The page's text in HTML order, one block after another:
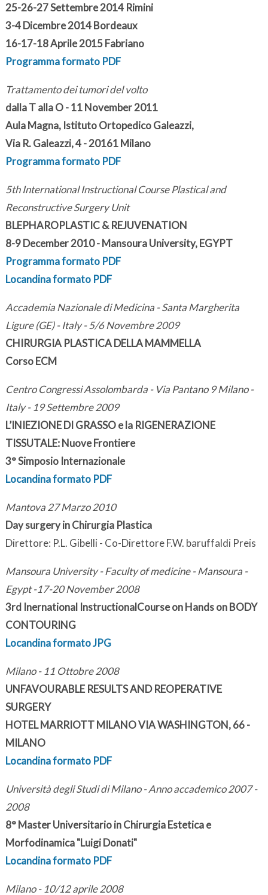
25-26-27 Settembre 2014 Rimini
3-4 Dicembre 2014 Bordeaux
16-17-18 Aprile 2015 Fabriano
Programma formato PDF
Trattamento dei tumori del volto
dalla T alla O - 11 November 2011
Aula Magna, Istituto Ortopedico Galeazzi,
Via R. Galeazzi, 4 - 20161 Milano
Programma formato PDF
5th International Instructional Course Plastical and
Reconstructive Surgery Unit
BLEPHAROPLASTIC & REJUVENATION
8-9 December 2010 - Mansoura University, EGYPT
Programma formato PDF
Locandina formato PDF
Accademia Nazionale di Medicina - Santa Margherita
Ligure (GE) - Italy - 5/6 Novembre 2009
CHIRURGIA PLASTICA DELLA MAMMELLA
Corso ECM
Centro Congressi Assolombarda - Via Pantano 9 Milano -
Italy - 19 Settembre 2009
L’INIEZIONE DI GRASSO e la RIGENERAZIONE
TISSUTALE: Nuove Frontiere
3° Simposio Internazionale
Locandina formato PDF
Mantova 27 Marzo 2010
Day surgery in Chirurgia Plastica
Direttore: P.L. Gibelli - Co-Direttore F.W. baruffaldi Preis
Mansoura University - Faculty of medicine - Mansoura -
Egypt -17-20 November 2008
3rd Inernational InstructionalCourse on Hands on BODY
CONTOURING
Locandina formato JPG
Milano - 11 Ottobre 2008
UNFAVOURABLE RESULTS AND REOPERATIVE
SURGERY
HOTEL MARRIOTT MILANO VIA WASHINGTON, 66 -
MILANO
Locandina formato PDF
Università degli Studi di Milano - Anno accademico 2007 -
2008
8° Master Universitario in Chirurgia Estetica e
Morfodinamica "Luigi Donati"
Locandina formato PDF
Milano - 10/12 aprile 2008